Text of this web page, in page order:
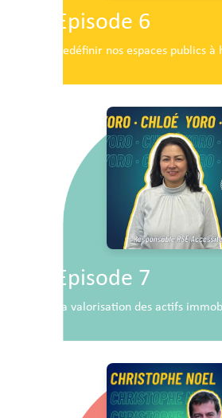
Episode 6
Redéfinir nos espaces publics à
Episode 7
La valorisation des actifs